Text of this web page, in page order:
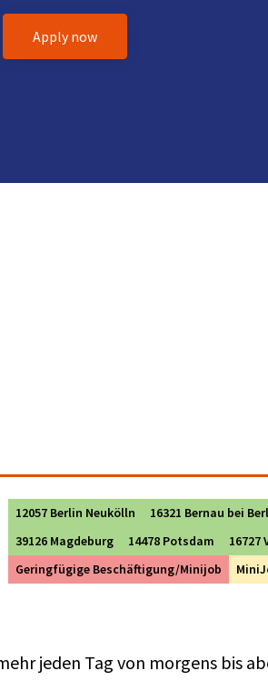
Apply now
12057 Berlin Neukölln 16321 Bernau bei
39126 Magdeburg
14478 Potsdam 16727
Geringfügige Beschäftigung/Minijob
jeden Tag von morgens bis